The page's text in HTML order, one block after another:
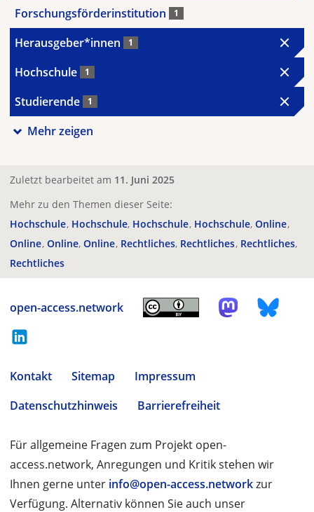
Forschungsförderinstitution 1
Herausgeber*innen 1
Hochschule 1
Studierende 1
Mehr zeigen
Zuletzt bearbeitet am 11. Juni 2025
Mehr zu den Themen dieser Seite:
Hochschule Hochschule Hochschule Hochschule Online
Online Online Online Rechtliches Rechtliches Rechtliches
Rechtliches
open-access.network
Kontakt Sitemap
Impressum
Datenschutzhinweis
Barrierefreiheit
Für allgemeine Fragen zum Projekt open-
access.network, Anregungen und Kritik stehen wir
Ihnen gerne unter info@open-access.networkzur
Verfügung. Alternativ können Sie auch unser